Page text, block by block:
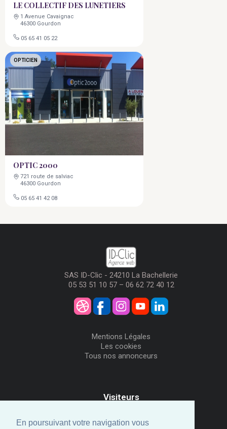
En poursuivant votre navigation vous
LE COLLECTIF DES LUNETIERS
1 Avenue Cavaignac
46300 Gourdon
05 65 41 05 22
OPTIC 2000
721 route de salviac
46300 Gourdon
05 65 41 42 08
OPTICIEN
SAS ID-Clic - 24210 La Bachellerie
05 53 51 10 57 – 06 62 72 40 12
Mentions Légales
Les cookies
Tous nos annonceurs
Visiteurs
Créer mon Compte